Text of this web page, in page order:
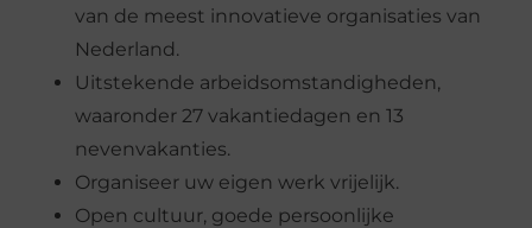
van de meest innovatieve organisaties van
Nederland.
Uitstekende arbeidsomstandigheden,
waaronder 27 vakantiedagen en 13
nevenvakanties.
Organiseer uw eigen werk vrijelijk.
Open cultuur, goede persoonlijke